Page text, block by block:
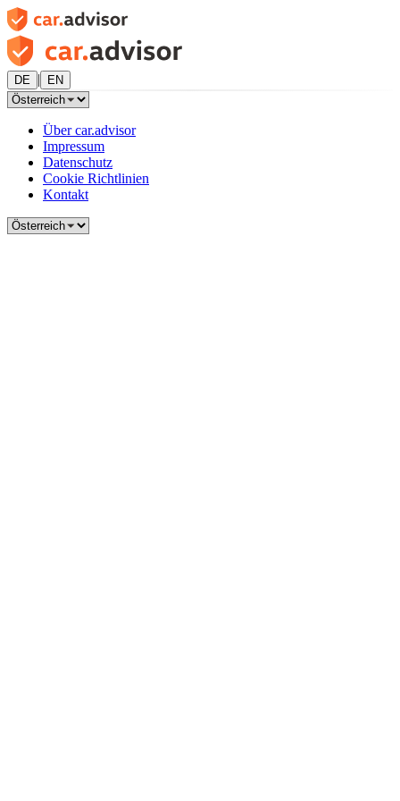
DE | EN
Über car.advisor
Impressum
Datenschutz
Cookie Richtlinien
Kontakt